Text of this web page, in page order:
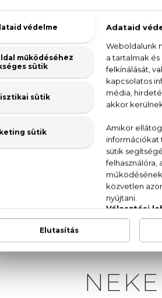
grépfruit és a pezsgő
teli illatot. Hamarosan
az állati pézsma és a
Sisterland Yellow Peony Eau
virágos
rózsaszín grapefruit,
DENAT., AQUA
BENZYL
CITRONELLOL,
CI 17200 (RED 33), CI 14700